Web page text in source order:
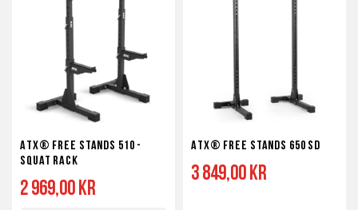
ATX® Free Stands 510 -
Squat rack
2 969,00 kr
ATX® Free Stands 650 SD
3 849,00 kr